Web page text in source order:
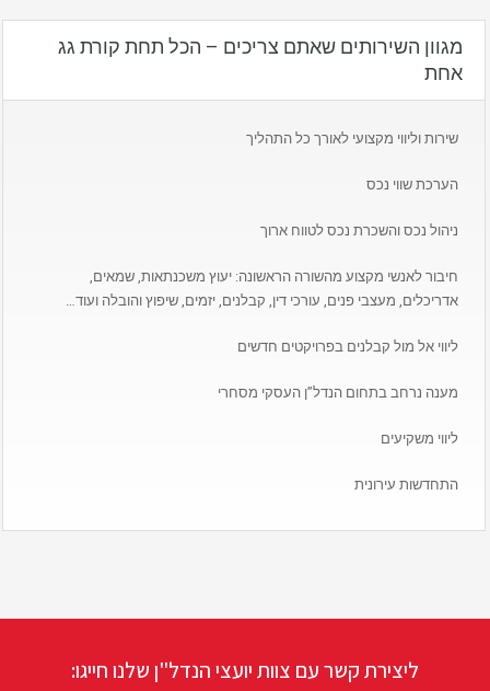
מגוון השירותים שאתם צריכים – הכל תחת קורת גג
אחת
שירות וליווי מקצועי לאורך כל התהליך
הערכת שווי נכס
ניהול נכס והשכרת נכס לטווח ארוך
חיבור לאנשי מקצוע מהשורה הראשונה: יעוץ משכנתאות, שמאים,
אדריכלים, מעצבי פנים, עורכי דין, קבלנים, יזמים, שיפוץ והובלה ועוד…
ליווי אל מול קבלנים בפרויקטים חדשים
מענה נרחב בתחום הנדל”ן העסקי מסחרי
ליווי משקיעים
התחדשות עירונית
ליצירת קשר עם צוות יועצי הנדל"ן שלנו חייגו: